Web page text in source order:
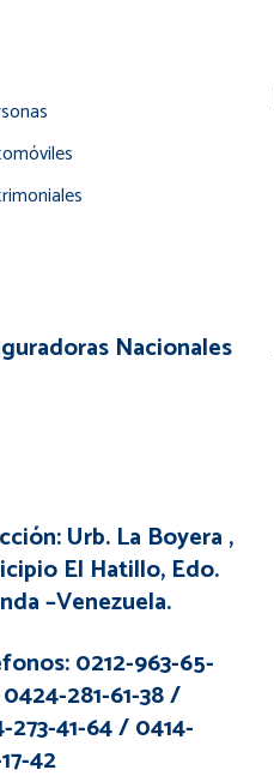
Nacionales
Urb. La Boyera ,
El Hatillo, Edo.
–Venezuela.
0212-963-65-
281-61-38 /
273-41-64 / 0414-
42